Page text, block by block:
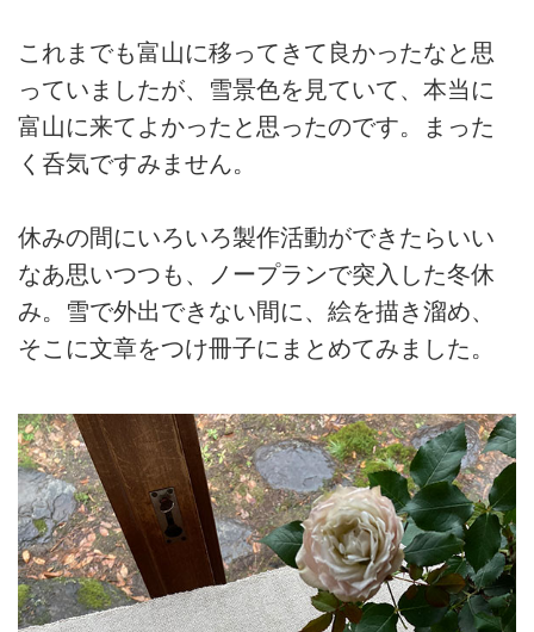
これまでも富山に移ってきて良かったなと思
っていましたが、雪景色を見ていて、本当に
富山に来てよかったと思ったのです。まった
く呑気ですみません。
休みの間にいろいろ製作活動ができたらいい
なあ思いつつも、ノープランで突入した冬休
み。雪で外出できない間に、絵を描き溜め、
そこに文章をつけ冊子にまとめてみました。